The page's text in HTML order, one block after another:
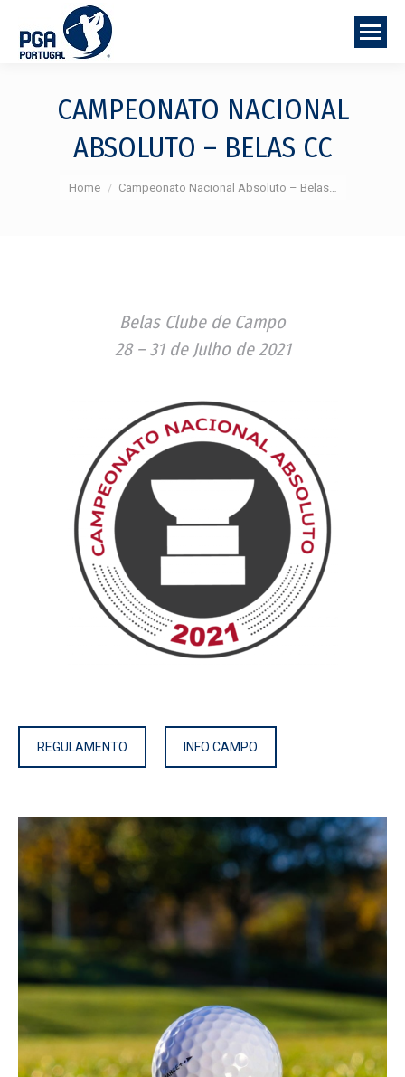
CAMPEONATO NACIONAL
ABSOLUTO – BELAS CC
Home Campeonato Nacional Absoluto – Belas…
Belas Clube de Campo
28 – 31 de Julho de 2021
REGULAMENTO INFO CAMPO